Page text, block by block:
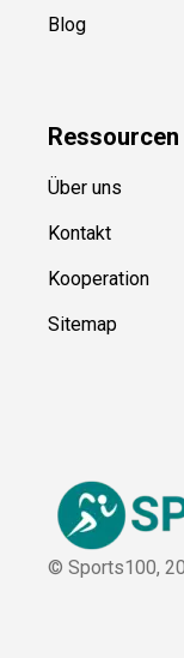
Blog
Ressourcen
Über uns
Kontakt
Kooperation
Sitemap
© Sports100,